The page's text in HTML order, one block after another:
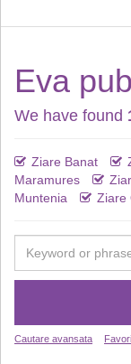
Eva
We have found
Ziare Banat
Maramures
Muntenia
Ziare
Cautare avansata